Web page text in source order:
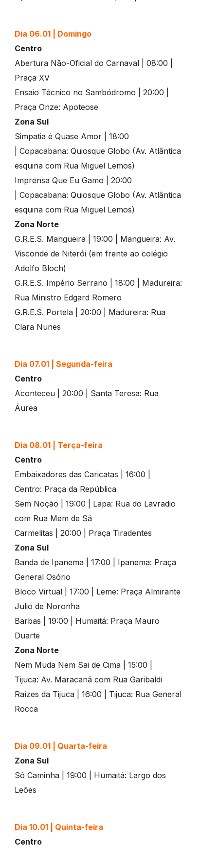
Dia 06.01 | Domingo
Centro
Abertura Não-Oficial do Carnaval | 08:00 |
Praça XV
Ensaio Técnico no Sambódromo | 20:00 |
Praça Onze: Apoteose
Zona Sul
Simpatia é Quase Amor | 18:00
| Copacabana: Quiosque Globo (Av. Atlântica
esquina com Rua Miguel Lemos)
Imprensa Que Eu Gamo | 20:00
| Copacabana: Quiosque Globo (Av. Atlântica
esquina com Rua Miguel Lemos)
Zona Norte
G.R.E.S. Mangueira | 19:00 | Mangueira: Av.
Visconde de Niterói (em frente ao colégio
Adolfo Bloch)
G.R.E.S. Império Serrano | 18:00 | Madureira:
Rua Ministro Edgard Romero
G.R.E.S. Portela | 20:00 | Madureira: Rua
Clara Nunes
Dia 07.01 | Segunda-feira
Centro
Aconteceu | 20:00 | Santa Teresa: Rua
Áurea
Dia 08.01 | Terça-feira
Centro
Embaixadores das Caricatas | 16:00 |
Centro: Praça da República
Sem Noção | 19:00 | Lapa: Rua do Lavradio
com Rua Mem de Sá
Carmelitas | 20:00 | Praça Tiradentes
Zona Sul
Banda de Ipanema | 17:00 | Ipanema: Praça
General Osório
Bloco Virtual | 17:00 | Leme: Praça Almirante
Julio de Noronha
Barbas | 19:00 | Humaitá: Praça Mauro
Duarte
Zona Norte
Nem Muda Nem Sai de Cima | 15:00 |
Tijuca: Av. Maracanã com Rua Garibaldi
Raízes da Tijuca | 16:00 | Tijuca: Rua General
Rocca
Dia 09.01 | Quarta-feira
Zona Sul
Só Caminha | 19:00 | Humaitá: Largo dos
Leões
Dia 10.01 | Quinta-feira
Centro